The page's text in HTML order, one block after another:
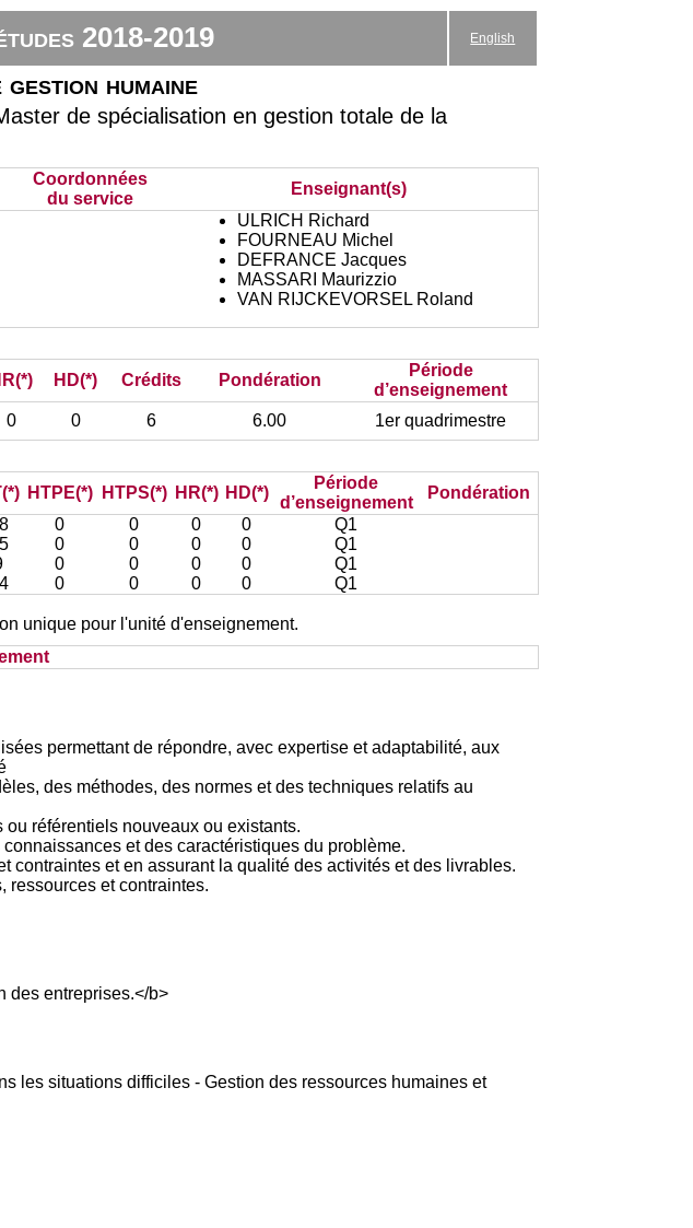
2018-2019 English
humaine
de spécialisation en gestion totale de la
Coordonnées
du service
Enseignant(s)
ULRICH Richard
FOURNEAU Michel
DEFRANCE Jacques
MASSARI Maurizzio
VAN RIJCKEVORSEL Roland
HD(*) Crédits Pondération
Période
d’enseignement
0 0 6 6.00 1er quadrimestre
HTPE(*) HTPS(*) HR(*) HD(*)
Période
d’enseignement
Pondération
0 0 0 0
Q1
0 0 0 0
Q1
0 0 0 0
Q1
0 0 0 0 Q1
unique pour l'unité d'enseignement.
permettant de répondre, avec expertise et adaptabilité, aux
des méthodes, des normes et des techniques relatifs au
référentiels nouveaux ou existants.
et des caractéristiques du problème.
contraintes et en assurant la qualité des activités et des livrables.
ressources et contraintes.
des entreprises.</b>
les situations difficiles - Gestion des ressources humaines et